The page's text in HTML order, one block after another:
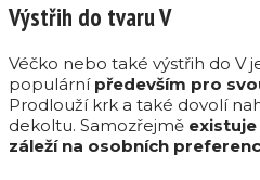
Výstřih do tvaru V
Véčko nebo také výstřih do V
populárnípředevším pro
Prodlouží krk a také dovolí
dekoltu. Samozřejmě
záleží na osobních